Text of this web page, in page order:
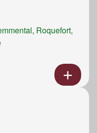
Roquefort,